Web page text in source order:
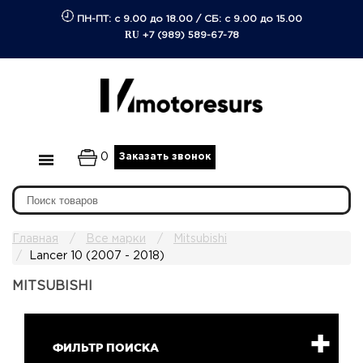
ПН-ПТ: с 9.00 до 18.00/ СБ: с 9.00 до 15.00
RU +7 (989) 589-67-78
0 Заказать звонок
Главная Все марки
Mitsubishi
Lancer 10 (2007 - 2018)
MITSUBISHI
ФИЛЬТР ПОИСКА